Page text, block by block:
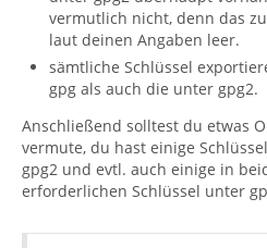
vermutlich nicht, denn das
laut deinen Angaben leer.
sämtliche Schlüssel
gpg als auch die unter gpg2.
Anschließend solltest du etwas
vermute, du hast einige
gpg2 und evtl. auch einige in
erforderlichen Schlüssel unter